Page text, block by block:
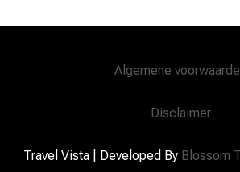
Algemene
Disclaimer
Travel Vista | Developed By Blossom